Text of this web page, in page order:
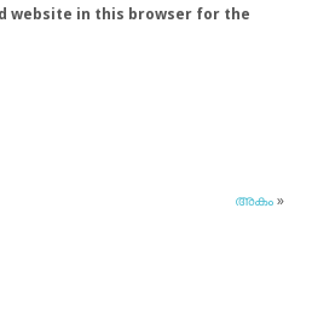
website in this browser for the
അകം»